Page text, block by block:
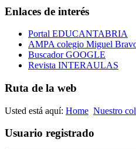
Enlaces de interés
Portal EDUCANTABRIA
AMPA colegio Miguel
Buscador GOOGLE
Revista INTERAULAS
Ruta de la web
Usted está aquí: Home Nuestro
Usuario registrado